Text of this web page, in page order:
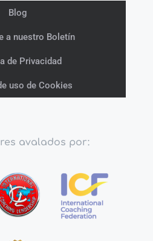
Blog
a nuestro Boletín
de Privacidad
uso de Cookies
avalados por: